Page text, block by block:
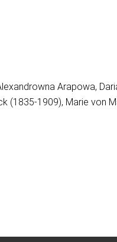
Arapowa,
(1835-1909), Marie von